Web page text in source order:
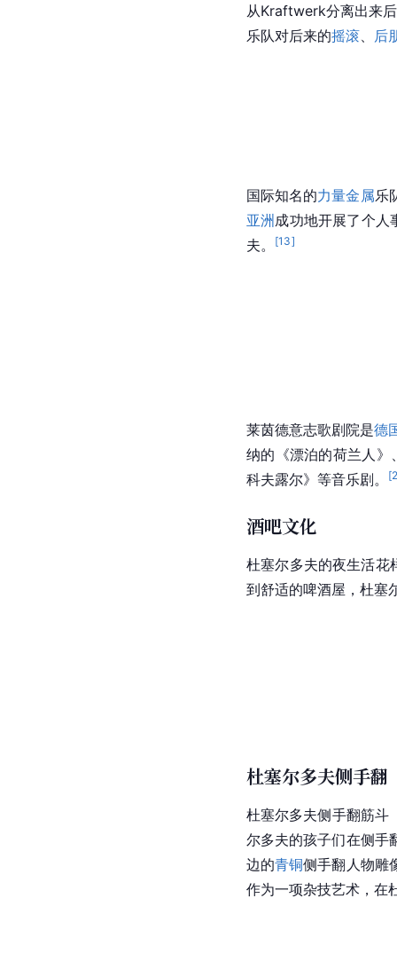
从Kraftwerk分离出来
乐队对后来的摇滚、 后
国际知名的力量金属乐
亚洲 成功地开展了个人
夫。
[13]
莱茵德意志歌剧院是德
纳的《漂泊的荷兰人
科夫露尔》等音乐剧。
[
酒吧文化
杜塞尔多夫的夜生活花
到舒适的啤酒屋，杜塞
杜塞尔多夫侧手翻
杜塞尔多夫侧手翻筋斗
尔多夫的孩子们在侧手
边的青铜侧手翻人物雕
作为一项杂技艺术，在